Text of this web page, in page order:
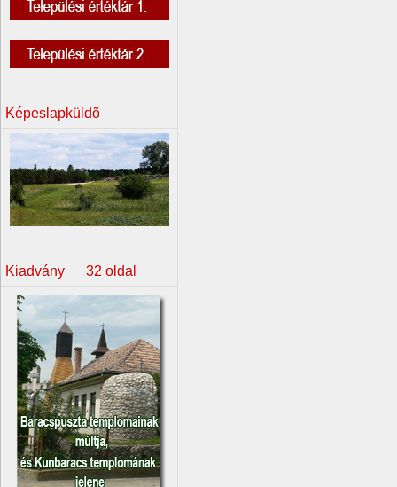
Képeslapküldõ
Kiadvány 32 oldal